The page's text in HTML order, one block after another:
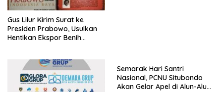
Gus Lilur Kirim Surat ke
Presiden Prabowo, Usulkan
Hentikan Ekspor Benih
Semarak Hari Santri
Nasional, PCNU Situbondo
Akan Gelar Apel di Alun-Alun